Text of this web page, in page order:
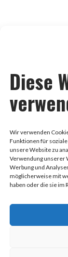
Diese
Wir verwenden
Funktionen für
unsere Website zu
Verwendung unserer
Werbung und
möglicherweise mit
haben oder die sie im
AGB